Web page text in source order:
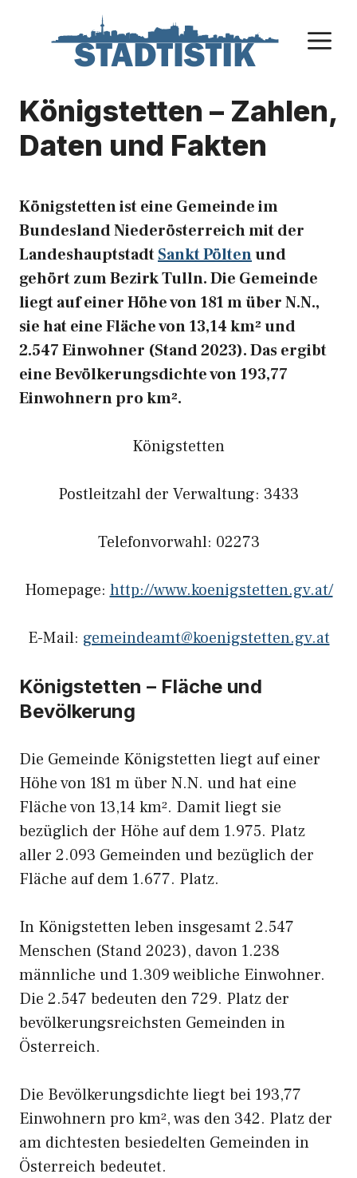
Königstetten – Zahlen,
Daten und Fakten
Königstetten ist eine Gemeinde im
Bundesland Niederösterreich mit der
LandeshauptstadtSankt Pöltenund
gehört zum Bezirk Tulln. Die Gemeinde
liegt auf einer Höhe von 181 m über N.N.,
sie hat eine Fläche von 13,14 km² und
2.547 Einwohner (Stand 2023). Das ergibt
eine Bevölkerungsdichte von 193,77
Einwohnern pro km².
Königstetten
Postleitzahl der Verwaltung: 3433
Telefonvorwahl: 02273
Homepage: http://www.koenigstetten.gv.at/
E-Mail: gemeindeamt@koenigstetten.gv.at
Königstetten – Fläche und
Bevölkerung
Die Gemeinde Königstetten liegt auf einer
Höhe von 181 m über N.N. und hat eine
Fläche von 13,14 km². Damit liegt sie
bezüglich der Höhe auf dem 1.975. Platz
aller 2.093 Gemeinden und bezüglich der
Fläche auf dem 1.677. Platz.
In Königstetten leben insgesamt 2.547
Menschen (Stand 2023), davon 1.238
männliche und 1.309 weibliche Einwohner.
Die 2.547 bedeuten den 729. Platz der
bevölkerungsreichsten Gemeinden in
Österreich.
Die Bevölkerungsdichte liegt bei 193,77
Einwohnern pro km², was den 342. Platz der
am dichtesten besiedelten Gemeinden in
Österreich bedeutet.